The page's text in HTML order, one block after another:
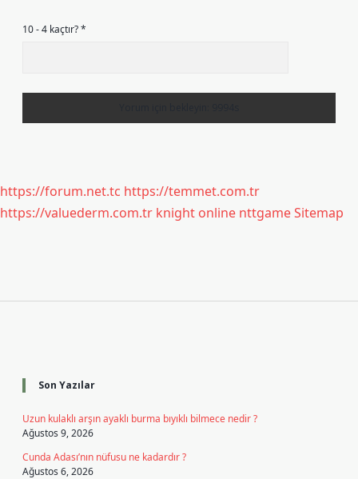
10 - 4 kaçtır?*
https://forum.net.tc https://temmet.com.tr
https://valuederm.com.tr knight online nttgameSitemap
Son Yazılar
Uzun kulaklı arşın ayaklı burma bıyıklı bilmece nedir ?
Ağustos 9, 2026
Cunda Adası’nın nüfusu ne kadardır ?
Ağustos 6, 2026